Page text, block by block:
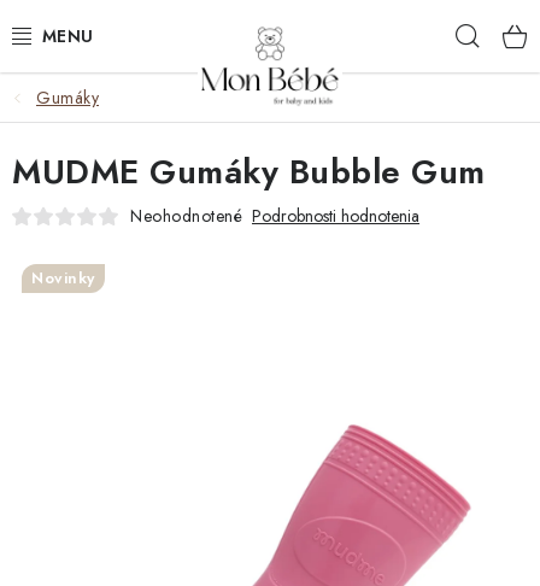
na
OBLEČENIE
VÝBAVA
STAROSTLIVOSŤ
HRAČKY
Gumáky
MUDME Gumáky Bubble Gum
Neohodnotené Podrobnosti hodnotenia
Novinky